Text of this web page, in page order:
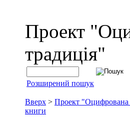
Проект
традиція"
Розширений пошук
Вверх > Проект
книги